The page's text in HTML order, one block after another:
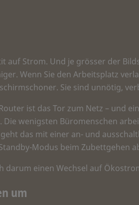
auf Strom. Und je grösser der
Wenn Sie den Arbeitsplatz
Sie sind unnötig,
ist das Tor zum Netz – und
wenigsten Büromenschen
das mit einer an- und
Modus beim Zubettgehen
darum einen Wechsel auf
um